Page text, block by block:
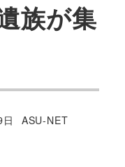
族が集
著
ASU-NET